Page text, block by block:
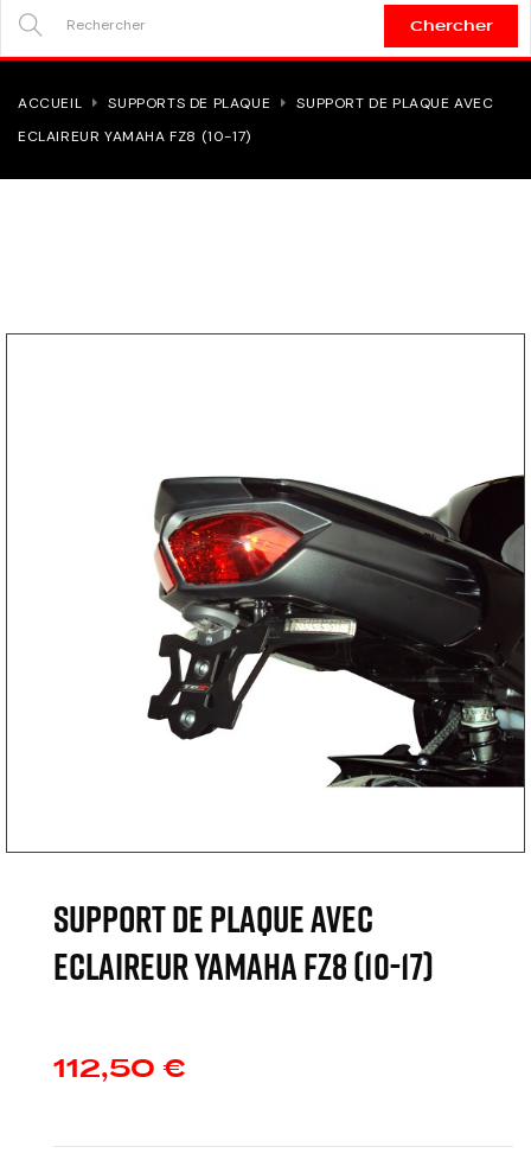
Chercher
ACCUEIL SUPPORTS DE PLAQUE
SUPPORT DE PLAQUE AVEC
ECLAIREUR YAMAHA FZ8 (10-17)
SUPPORT DE PLAQUE AVEC
ECLAIREUR YAMAHA FZ8 (10-17)
112,50 €